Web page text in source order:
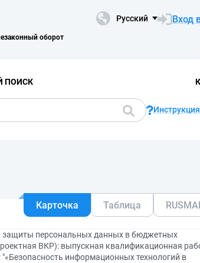
оборот
Русский Вход
ПОИСК
Карточка Таблица
защиты персональных данных в бюджетных
ВКР): выпускная квалификационная
информационных технологий в